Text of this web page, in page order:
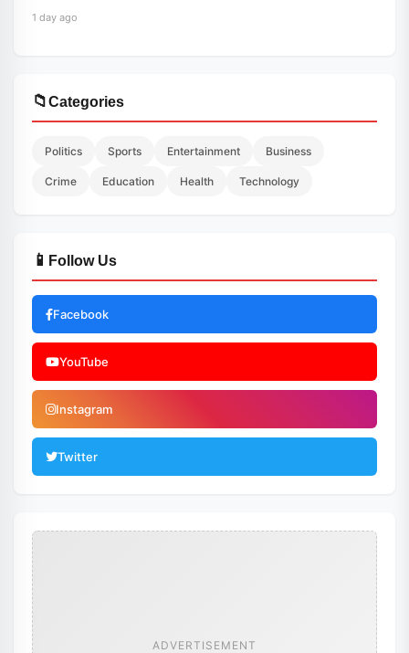
1 day ago
📁Categories
Politics Sports Entertainment Business
Crime Education Health Technology
📱 Follow Us
Facebook
YouTube
Instagram
Twitter
ADVERTISEMENT